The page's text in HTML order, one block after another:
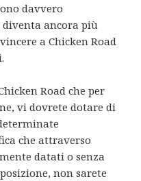
davvero
diventa ancora più
a Chicken Road
Road che per
vi dovrete dotare di
che attraverso
datati o senza
non sarete